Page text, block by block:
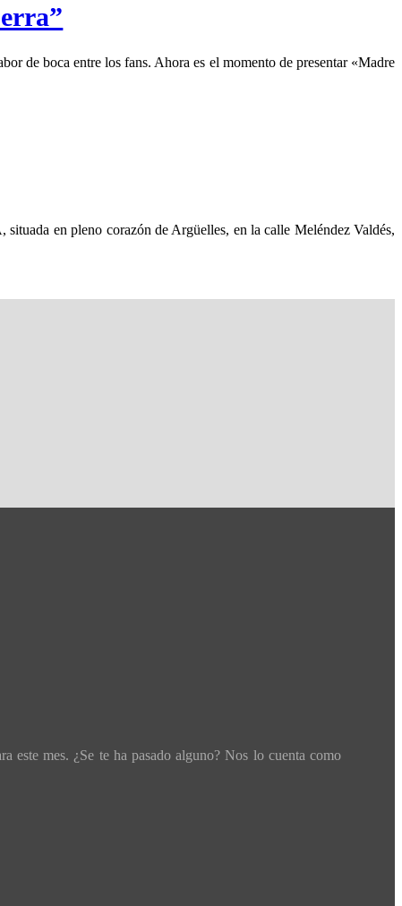
de boca entre los fans. Ahora es el momento de presentar «Madre
en pleno corazón de Argüelles, en la calle Meléndez Valdés,
este mes. ¿Se te ha pasado alguno? Nos lo cuenta como